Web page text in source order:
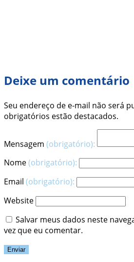
Deixe um comentário
Seu endereço de e-mail não será
obrigatórios estão destacados.
Mensagem (obrigatório):
Nome(obrigatório):
Email (obrigatório):
Website
Salvar meus dados neste
vez que eu comentar.